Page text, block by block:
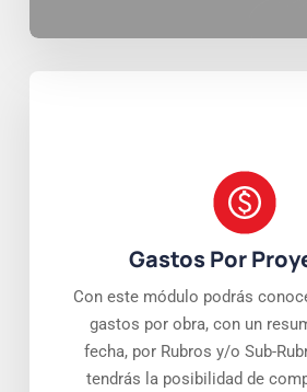
Gastos Por
Con este módulo podrás
gastos por obra, con un
fecha, por Rubros y/o Sub-
tendrás la posibilidad de